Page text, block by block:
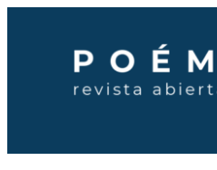
contenido